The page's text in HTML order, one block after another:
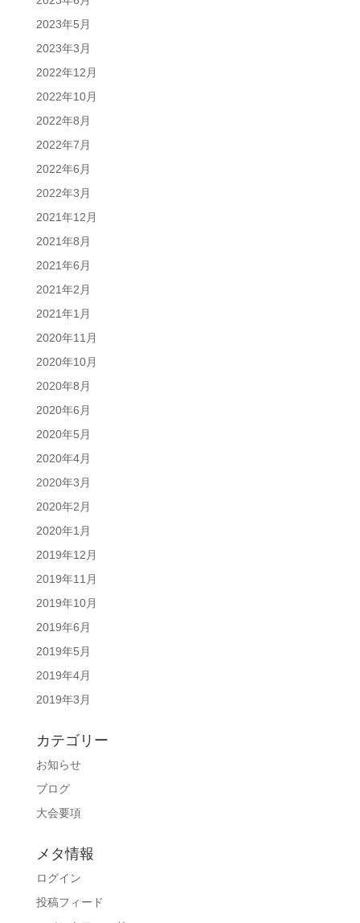
2023年5月
2023年3月
2022年12月
2022年10月
2022年8月
2022年7月
2022年6月
2022年3月
2021年12月
2021年8月
2021年6月
2021年2月
2021年1月
2020年11月
2020年10月
2020年8月
2020年6月
2020年5月
2020年4月
2020年3月
2020年2月
2020年1月
2019年12月
2019年11月
2019年10月
2019年6月
2019年5月
2019年4月
2019年3月
カテゴリー
お知らせ
ブログ
大会要項
メタ情報
ログイン
投稿フィード